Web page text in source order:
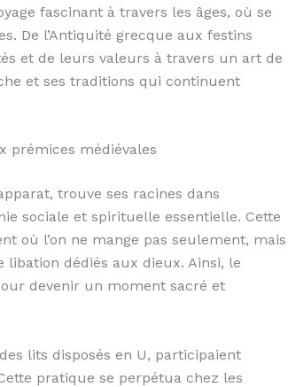
fascinant à travers les âges, où se
De l’Antiquité grecque aux festins
et de leurs valeurs à travers un art de
et ses traditions qui continuent
prémices médiévales
trouve ses racines dans
sociale et spirituelle essentielle. Cette
où l’on ne mange pas seulement, mais
libation dédiés aux dieux. Ainsi, le
devenir un moment sacré et
lits disposés en U, participaient
pratique se perpétua chez les